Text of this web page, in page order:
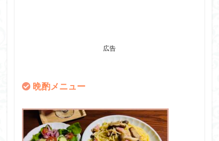
広告
晩酌メニュー